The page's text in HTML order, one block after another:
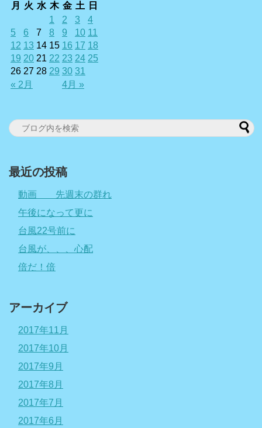
月
火 水 木 金 土 日
« 2月 4月 »
1 2 3
4
5
6 7 8 9 10 11
12 13 14 15 16 17 18
19 20 21 22 23 24 25
26 27 28 29 30 31
最近の投稿
動画 先週末の群れ
午後になって更に
台風22号前に
台風が、、、心配
倍だ！倍
アーカイブ
2017年11月
2017年10月
2017年9月
2017年8月
2017年7月
2017年6月